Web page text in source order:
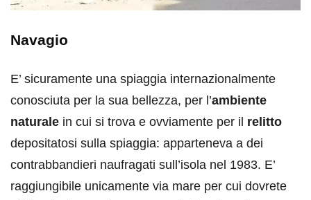
Navagio
E’ sicuramente una spiaggia internazionalmente
conosciuta per la sua bellezza, per l’ambiente
naturale in cui si trova e ovviamente per il relitto
depositatosi sulla spiaggia: apparteneva a dei
contrabbandieri naufragati sull’isola nel 1983. E’
raggiungibile unicamente via mare per cui dovrete